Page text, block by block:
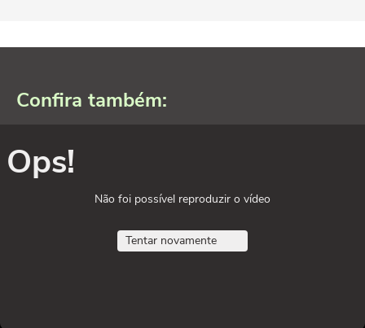
Confira também:
Ops!
Não foi possível reproduzir o vídeo
Tentar novamente